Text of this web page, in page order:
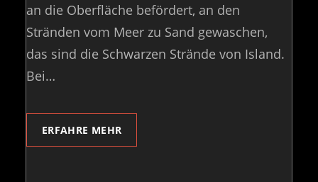
an die Oberfläche befördert, an den
Stränden vom Meer zu Sand gewaschen,
das sind die Schwarzen Strände von Island.
Bei…
ERFAHRE MEHR